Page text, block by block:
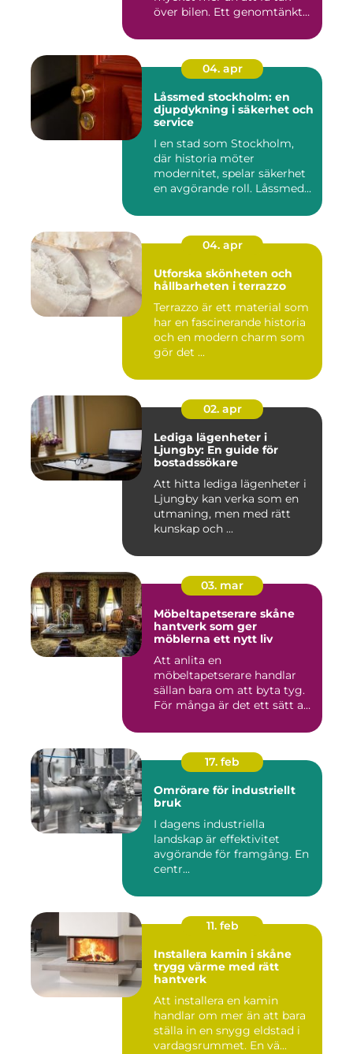
över bilen. Ett genomtänkt
04. apr
Låssmed stockholm: en
djupdykning i säkerhet och
service
I en stad som Stockholm,
där historia möter
modernitet, spelar säkerhet
en avgörande roll. Låssmed
04. apr
Utforska skönheten och
hållbarheten i terrazzo
Terrazzo är ett material som
har en fascinerande historia
och en modern charm som
gör det ...
02. apr
Lediga lägenheter i
Ljungby: En guide för
bostadssökare
Att hitta lediga lägenheter i
Ljungby kan verka som en
utmaning, men med rätt
kunskap och ...
03. mar
Möbeltapetserare skåne
hantverk som ger
möblerna ett nytt liv
Att anlita en
möbeltapetserare handlar
sällan bara om att byta tyg.
För många är det ett sätt att
17. feb
Omrörare för industriellt
bruk
I dagens industriella
landskap är effektivitet
avgörande för framgång. En
centr...
11. feb
Installera kamin i skåne
trygg värme med rätt
hantverk
Att installera en kamin
handlar om mer än att bara
ställa in en snygg eldstad i
vardagsrummet. En vä...